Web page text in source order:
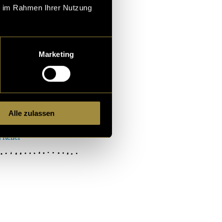
Rahmen Ihrer Nutzung
Marketing
Alle zulassen
in
Personen, ein Ber
das genau d
man kurz den Ate
Keller